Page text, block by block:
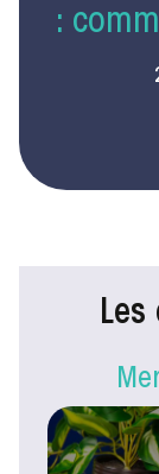
:
en